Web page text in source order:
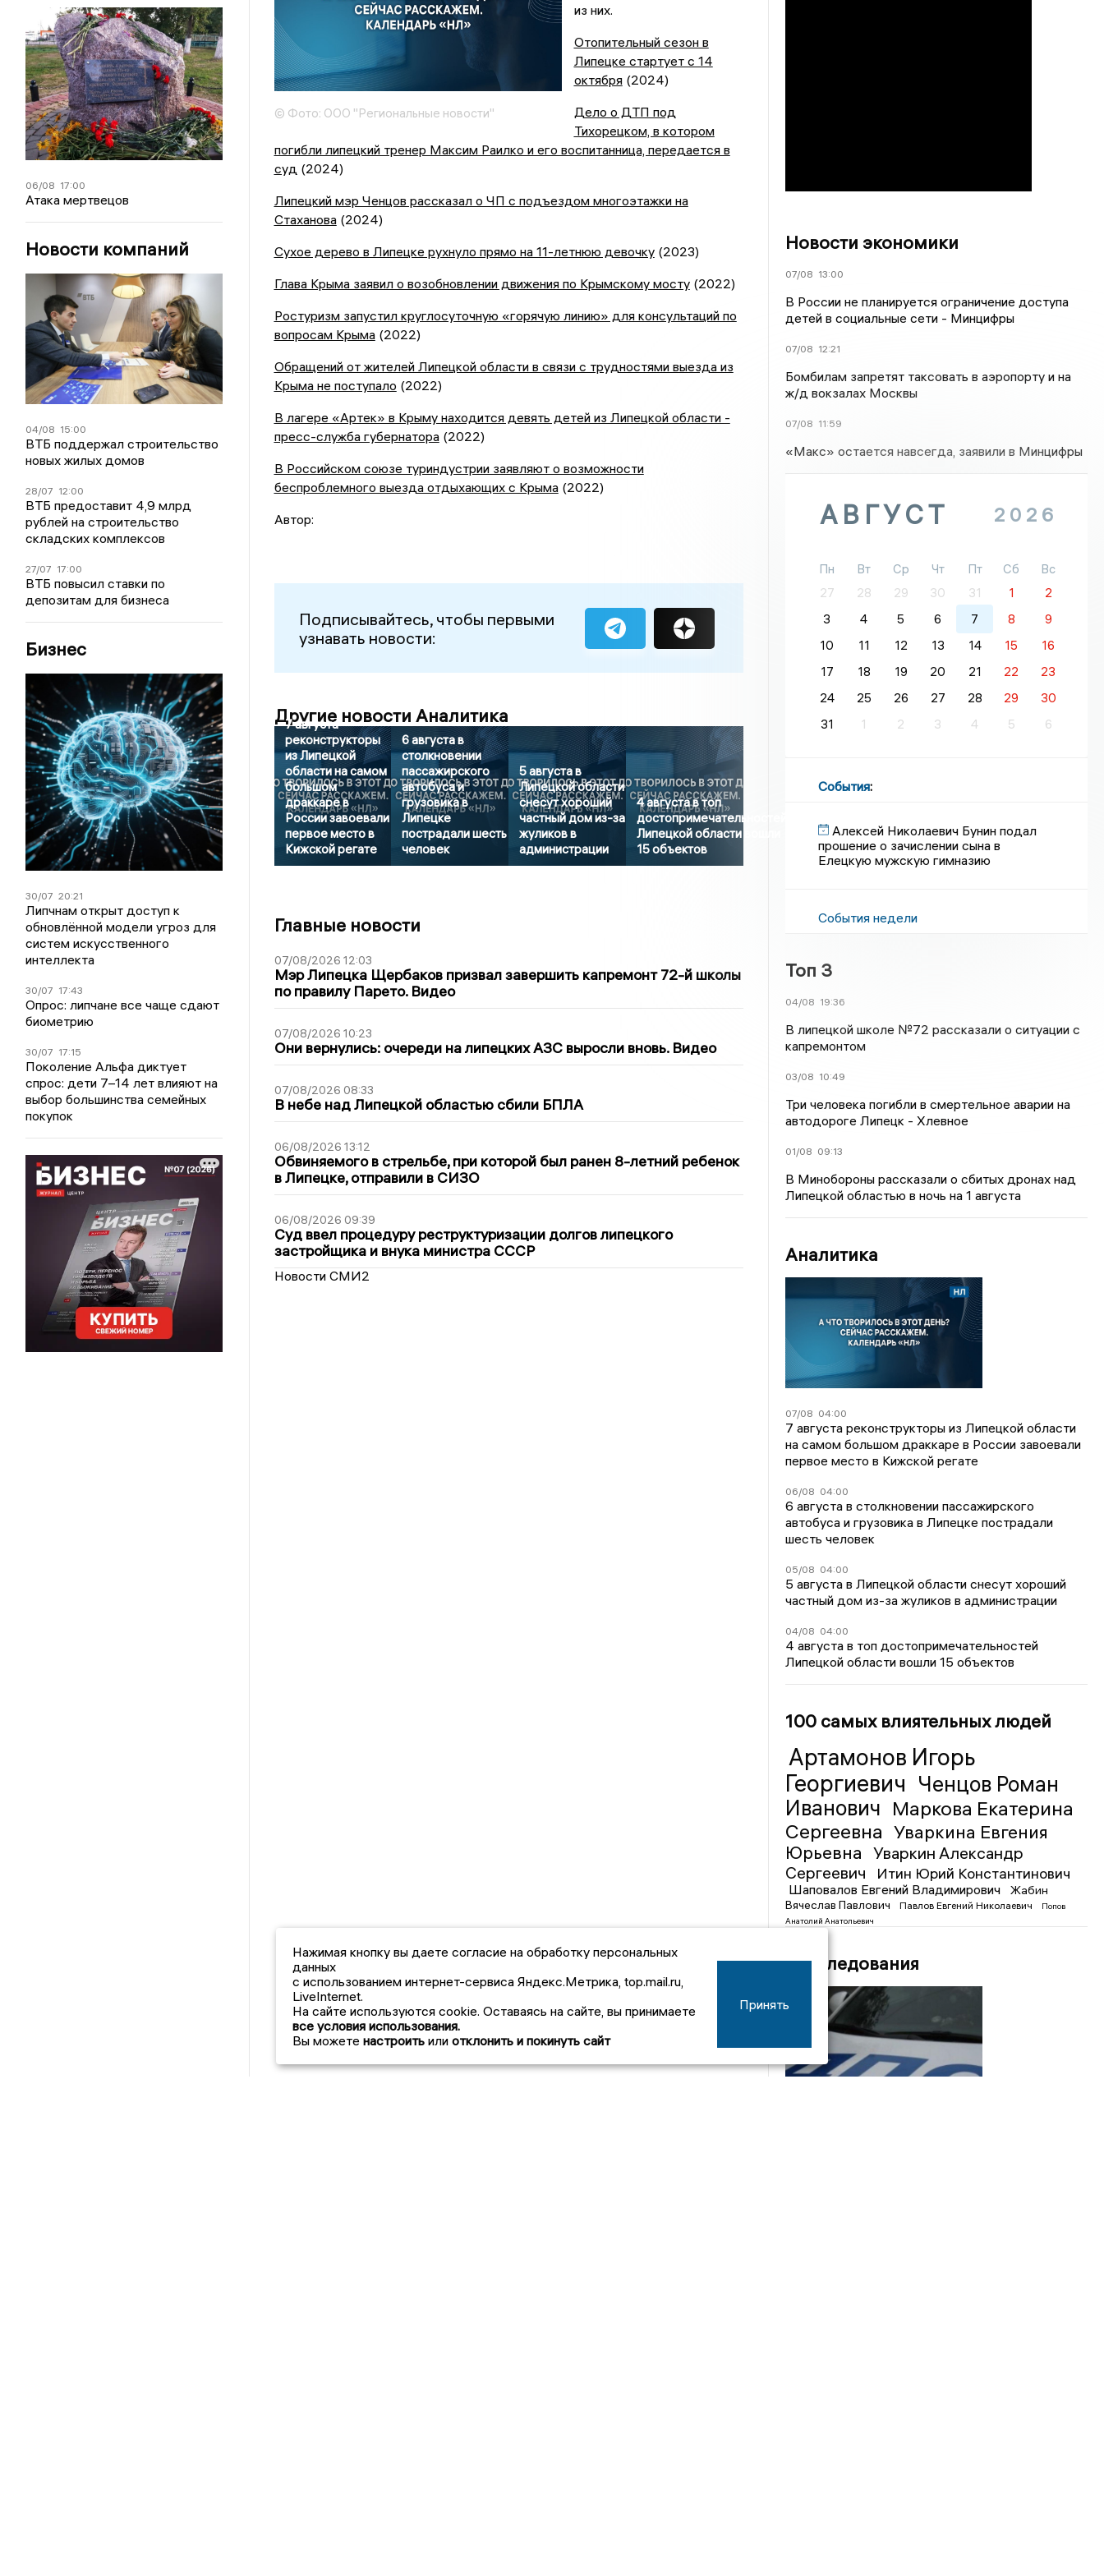
06/08 17:00
Атака мертвецов
Новости компаний
04/08 15:00
ВТБ поддержал строительство
новых жилых домов
28/07 12:00
ВТБ предоставит 4,9 млрд
рублей на строительство
складских комплексов
27/07 17:00
ВТБ повысил ставки по
депозитам для бизнеса
Бизнес
30/07 20:21
Липчнам открыт доступ к
обновлённой модели угроз для
систем искусственного
интеллекта
30/07 17:43
Опрос: липчане все чаще сдают
биометрию
30/07 17:15
Поколение Альфа диктует
спрос: дети 7–14 лет влияют на
выбор большинства семейных
покупок
© Фото: ООО "Региональные новости"
из них.
Отопительный сезон в
Липецке стартует с 14
октября(2024)
Дело о ДТП под
Тихорецком, в котором
погибли липецкий тренер Максим Раилко и его воспитанница, передается в
суд(2024)
Липецкий мэр Ченцов рассказал о ЧП с подъездом многоэтажки на
Стаханова(2024)
Сухое дерево в Липецке рухнуло прямо на 11-летнюю девочку(2023)
Глава Крыма заявил о возобновлении движения по Крымскому мосту(2022)
Ростуризм запустил круглосуточную «горячую линию» для консультаций по
вопросам Крыма(2022)
Обращений от жителей Липецкой области в связи с трудностями выезда из
Крыма не поступало (2022)
В лагере «Артек» в Крыму находится девять детей из Липецкой области -
пресс-служба губернатора(2022)
В Российском союзе туриндустрии заявляют о возможности
беспроблемного выезда отдыхающих с Крыма(2022)
Автор:
Подписывайтесь, чтобы первыми
узнавать новости:
Другие новости Аналитика
7 августа
реконструкторы
из Липецкой
области на самом
большом
драккаре в
России завоевали
первое место в
Кижской регате
6 августа в
столкновении
пассажирского
автобуса и
грузовика в
Липецке
пострадали шесть
человек
5 августа в
Липецкой области
снесут хороший
частный дом из-за
жуликов в
администрации
4 августа в топ
достопримечательностей
Липецкой области вошли
15 объектов
Главные новости
07/08/2026 12:03
Мэр Липецка Щербаков призвал завершить капремонт 72-й школы
по правилу Парето. Видео
07/08/2026 10:23
Они вернулись: очереди на липецких АЗС выросли вновь. Видео
07/08/2026 08:33
В небе над Липецкой областью сбили БПЛА
06/08/2026 13:12
Обвиняемого в стрельбе, при которой был ранен 8-летний ребенок
в Липецке, отправили в СИЗО
06/08/2026 09:39
Суд ввел процедуру реструктуризации долгов липецкого
застройщика и внука министра СССР
Новости СМИ2
Новости экономики
07/08 13:00
В России не планируется ограничение доступа
детей в социальные сети - Минцифры
07/08 12:21
Бомбилам запретят таксовать в аэропорту и на
ж/д вокзалах Москвы
07/08 11:59
«Макс» остается навсегда, заявили в Минцифры
АВГУСТ 2026
Пн Вт Ср Чт Пт Сб
Вс
27
28 29 30 31 1
2
3
4 5 6 7 8
9
10
11 12 13 14 15
16
17
18 19 20 21 22
23
24
25 26 27 28 29
30
31
1 2 3 4 5 6
События:
Алексей Николаевич Бунин подал
прошение о зачислении сына в
Елецкую мужскую гимназию
События недели
Топ 3
04/08 19:36
В липецкой школе №72 рассказали о ситуации с
капремонтом
03/08 10:49
Три человека погибли в смертельное аварии на
автодороге Липецк - Хлевное
01/08 09:13
В Минобороны рассказали о сбитых дронах над
Липецкой областью в ночь на 1 августа
Аналитика
07/08 04:00
7 августа реконструкторы из Липецкой области
на самом большом драккаре в России завоевали
первое место в Кижской регате
06/08 04:00
6 августа в столкновении пассажирского
автобуса и грузовика в Липецке пострадали
шесть человек
05/08 04:00
5 августа в Липецкой области снесут хороший
частный дом из-за жуликов в администрации
04/08 04:00
4 августа в топ достопримечательностей
Липецкой области вошли 15 объектов
100 самых влиятельных людей
Артамонов Игорь
Георгиевич Ченцов Роман
Иванович Маркова Екатерина
Сергеевна Уваркина Евгения
Юрьевна
Уваркин Александр
Сергеевич
Итин Юрий Константинович
Шаповалов Евгений Владимирович
Жабин
Вячеслав Павлович
Павлов Евгений Николаевич
Попов
Анатолий Анатольевич
Расследования
Нажимая кнопку вы даете согласие на обработку персональных
данных
с использованием интернет-сервиса Яндекс.Метрика, top.mail.ru,
LiveInternet.
На сайте используются cookie. Оставаясь на сайте, вы принимаете
все условия использования.
Вы можете настроить или отклонить и покинуть сайт
Принять